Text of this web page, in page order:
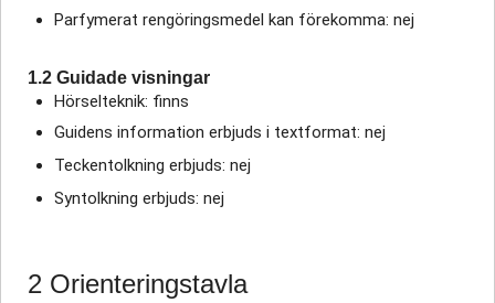
Parfymerat rengöringsmedel kan förekomma: nej
1.2 Guidade visningar
Hörselteknik: finns
Guidens information erbjuds i textformat: nej
Teckentolkning erbjuds: nej
Syntolkning erbjuds: nej
2 Orienteringstavla